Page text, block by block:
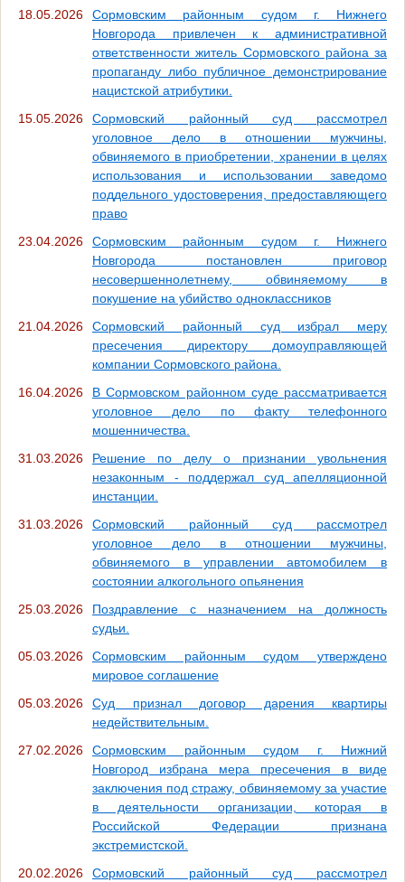
18.05.2026
Сормовским районным судом г. Нижнего
Новгорода привлечен к административной
ответственности житель Сормовского района за
пропаганду либо публичное демонстрирование
нацистской атрибутики.
15.05.2026
Сормовский районный суд рассмотрел
уголовное дело в отношении мужчины,
обвиняемого в приобретении, хранении в целях
использования и использовании заведомо
поддельного удостоверения, предоставляющего
право
23.04.2026
Сормовским районным судом г. Нижнего
Новгорода постановлен приговор
несовершеннолетнему, обвиняемому в
покушение на убийство одноклассников
21.04.2026
Сормовский районный суд избрал меру
пресечения директору домоуправляющей
компании Сормовского района.
16.04.2026
В Сормовском районном суде рассматривается
уголовное дело по факту телефонного
мошенничества.
31.03.2026
Решение по делу о признании увольнения
незаконным - поддержал суд апелляционной
инстанции.
31.03.2026
Сормовский районный суд рассмотрел
уголовное дело в отношении мужчины,
обвиняемого в управлении автомобилем в
состоянии алкогольного опьянения
25.03.2026
Поздравление с назначением на должность
судьи.
05.03.2026
Сормовским районным судом утверждено
мировое соглашение
05.03.2026
Суд признал договор дарения квартиры
недействительным.
27.02.2026
Сормовским районным судом г. Нижний
Новгород избрана мера пресечения в виде
заключения под стражу, обвиняемому за участие
в деятельности организации, которая в
Российской Федерации признана
экстремистской.
20.02.2026
Сормовский районный суд рассмотрел